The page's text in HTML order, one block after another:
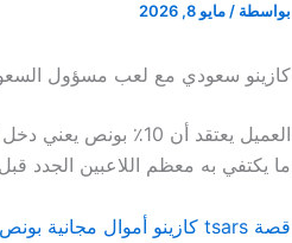
بواسطة / مايو 8, 2026
كازينو سعودي مع لعب مسؤول
ما يكتفي به معظم اللاعبين الجدد
قصة tsars كازينو أموال مجانية بونص بدون إيداع SA: لا شيء سوى أرقام باردة